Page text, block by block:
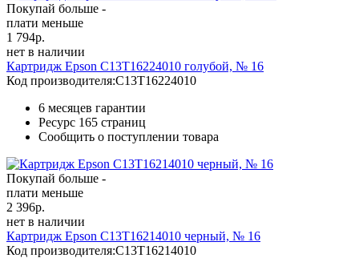
Покупай больше -
плати меньше
1 794р.
нет в наличии
Картридж Epson C13T16224010 голубой, № 16
Код производителя:C13T16224010
6 месяцев гарантии
Ресурс 165 страниц
Сообщить о поступлении товара
Покупай больше -
плати меньше
2 396р.
нет в наличии
Картридж Epson C13T16214010 черный, № 16
Код производителя:C13T16214010